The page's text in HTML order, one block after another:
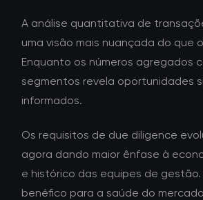
A análise quantitativa de
uma visão mais nuançada do que
Enquanto os números agregados
segmentos revela oportunidades
informados.
Os requisitos de due diligence
agora dando maior ênfase à
e histórico das equipes de
benéfico para a saúde do